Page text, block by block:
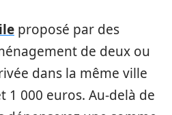
proposé par des
de deux ou
dans la même ville
1 000 euros. Au-delà de